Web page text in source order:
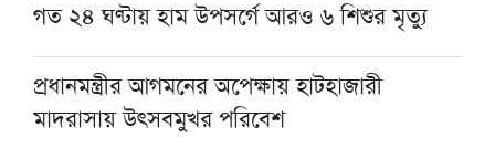
গত ২৪ ঘণ্টায় হাম উপসর্গে আরও ৬ শিশুর মৃত্যু
প্রধানমন্ত্রীর আগমনের অপেক্ষায় হাটহাজারী
মাদরাসায় উৎসবমুখর পরিবেশ